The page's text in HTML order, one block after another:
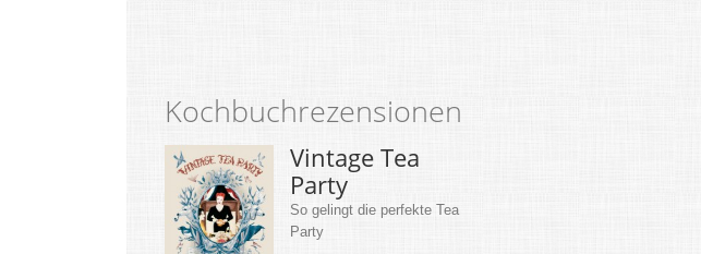
Kochbuchrezensionen
Vintage Tea
Party
So gelingt die perfekte Tea
Party